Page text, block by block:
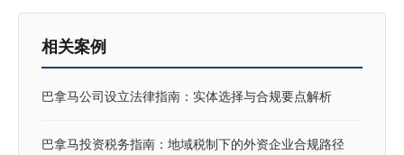
相关案例
巴拿马公司设立法律指南：实体选择与合规要点解析
巴拿马投资税务指南：地域税制下的外资企业合规路径